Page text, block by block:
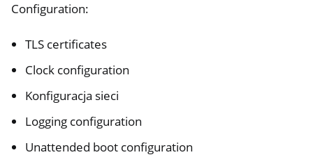
Configuration:
TLS certificates
Clock configuration
Konfiguracja sieci
Logging configuration
Unattended boot configuration